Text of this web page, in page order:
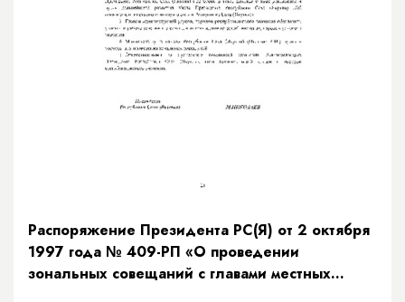
Распоряжение Президента РС(Я) от 2 октября
1997 года № 409-РП «О проведении
зональных совещаний с главами местных